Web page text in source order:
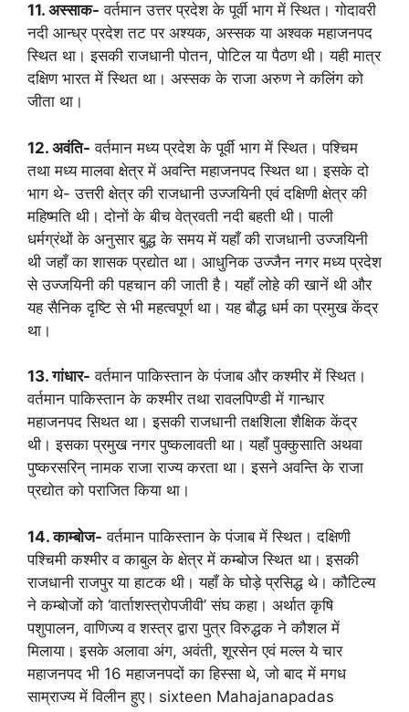
11. अस्साक- वर्तमान उत्तर प्रदेश के पूर्वी भाग में स्थित। गोदावरी
नदी आन्ध्र प्रदेश तट पर अश्यक, अस्सक या अश्वक महाजनपद
स्थित था। इसकी राजधानी पोतन, पोटिल या पैठण थी। यही मात्र
दक्षिण भारत में स्थित था। अस्सक के राजा अरुण ने कलिंग को
जीता था।
12. अवंति- वर्तमान मध्य प्रदेश के पूर्वी भाग में स्थित। पश्चिम
तथा मध्य मालवा क्षेत्र में अवन्ति महाजनपद स्थित था। इसके दो
भाग थे- उत्तरी क्षेत्र की राजधानी उज्जयिनी एवं दक्षिणी क्षेत्र की
महिष्मति थी। दोनों के बीच वेत्रवती नदी बहती थी। पाली
धर्मग्रंथों के अनुसार बुद्ध के समय में यहाँ की राजधानी उज्जयिनी
थी जहाँ का शासक प्रद्योत था। आधुनिक उज्जैन नगर मध्य प्रदेश
से उज्जयिनी की पहचान की जाती है। यहाँ लोहे की खानें थी और
यह सैनिक दृष्टि से भी महत्वपूर्ण था। यह बौद्ध धर्म का प्रमुख केंद्र
था।
13. गांधार- वर्तमान पाकिस्तान के पंजाब और कश्मीर में स्थित।
वर्तमान पाकिस्तान के कश्मीर तथा रावलपिण्डी में गान्धार
महाजनपद सिथत था। इसकी राजधानी तक्षशिला शैक्षिक केंद्र
थी। इसका प्रमुख नगर पुष्कलावती था। यहाँ पुक्कुसाति अथवा
पुष्करसरिन् नामक राजा राज्य करता था। इसने अवन्ति के राजा
प्रद्योत को पराजित किया था।
14. काम्बोज- वर्तमान पाकिस्तान के पंजाब में स्थित। दक्षिणी
पश्चिमी कश्मीर व काबुल के क्षेत्र में कम्बोज स्थित था। इसकी
राजधानी राजपुर या हाटक थी। यहाँ के घोड़े प्रसिद्ध थे। कौटिल्य
ने कम्बोजों को ‘वार्ताशस्त्रोपजीवी’ संघ कहा। अर्थात कृषि
पशुपालन, वाणिज्य व शस्त्र द्वारा पुत्र विरुद्धक ने कौशल में
मिलाया। इसके अलावा अंग, अवंती, शूरसेन एवं मल्ल ये चार
महाजनपद भी 16 महाजनपदों का हिस्सा थे, जो बाद में मगध
साम्राज्य में विलीन हुए। sixteen Mahajanapadas